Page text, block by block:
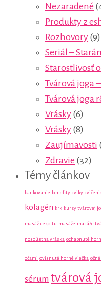
Nezaradené
Produkty z
Rozhovory (9)
Seriál –
Starostlivosť
Tvárová joga
Tvárová joga
Vrásky (6)
Vrásky (8)
Zaujímavosti
Zdravie (32)
Témy článkov
bankovanie benefity cviky
kolagén krk kurzy tvárovej
masáž dekoltu masáže masáže
nosoústna vráska ochabnuté
očami ovisnuté horné viečka
sérum tvárová